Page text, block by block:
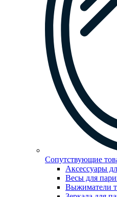
Сопутствующие
Аксессуары
Весы для
Выжиматели